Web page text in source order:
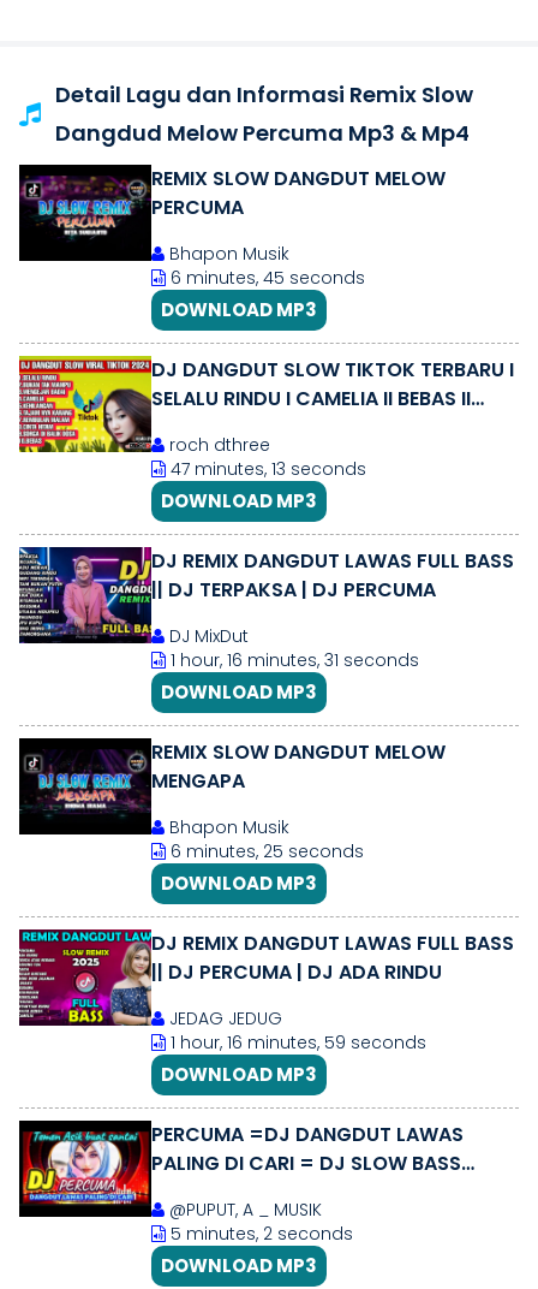
Detail Lagu dan Informasi Remix Slow
Dangdud Melow Percuma Mp3 & Mp4
REMIX SLOW DANGDUT MELOW
PERCUMA
Bhapon Musik
6 minutes, 45 seconds
DOWNLOAD MP3
DJ DANGDUT SLOW TIKTOK TERBARU I
SELALU RINDU I CAMELIA II BEBAS II
roch dthree
47 minutes, 13 seconds
DOWNLOAD MP3
DJ REMIX DANGDUT LAWAS FULL BASS
|| DJ TERPAKSA | DJ PERCUMA
DJ MixDut
1 hour, 16 minutes, 31 seconds
DOWNLOAD MP3
REMIX SLOW DANGDUT MELOW
MENGAPA
Bhapon Musik
6 minutes, 25 seconds
DOWNLOAD MP3
DJ REMIX DANGDUT LAWAS FULL BASS
|| DJ PERCUMA | DJ ADA RINDU
JEDAG JEDUG
1 hour, 16 minutes, 59 seconds
DOWNLOAD MP3
PERCUMA =DJ DANGDUT LAWAS
PALING DI CARI = DJ SLOW BASS
@PUPUT, A _ MUSIK
5 minutes, 2 seconds
DOWNLOAD MP3